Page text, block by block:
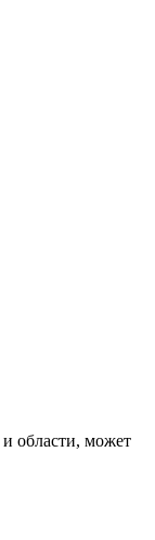
и области, может